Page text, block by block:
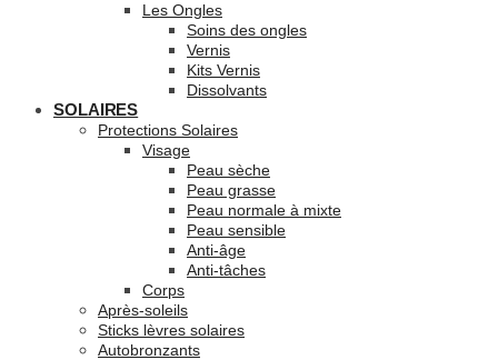
Les Ongles
Soins des ongles
Vernis
Kits Vernis
Dissolvants
SOLAIRES
Protections Solaires
Visage
Peau sèche
Peau grasse
Peau normale à mixte
Peau sensible
Anti-âge
Anti-tâches
Corps
Après-soleils
Sticks lèvres solaires
Autobronzants